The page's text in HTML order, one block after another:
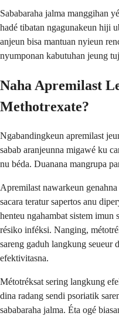
Sababaraha jalma manggihan
hadé tibatan ngagunakeun hiji
anjeun bisa mantuan nyieun
nyumponan kabutuhan jeung
Naha Apremilast
Methotrexate?
Ngabandingkeun apremilast
sabab aranjeunna migawé ku
nu béda. Duanana mangrupa
Apremilast nawarkeun
sacara teratur sapertos anu
henteu ngahambat sistem imun
résiko inféksi. Nanging,
sareng gaduh langkung seueur
efektivitasna.
Métotréksat sering langkung
dina radang sendi psoriatik
sababaraha jalma. Éta ogé